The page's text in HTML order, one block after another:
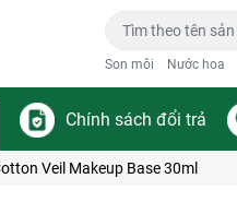
Son môi Nước hoa
Chính sách đổi trả
Veil Makeup Base 30ml